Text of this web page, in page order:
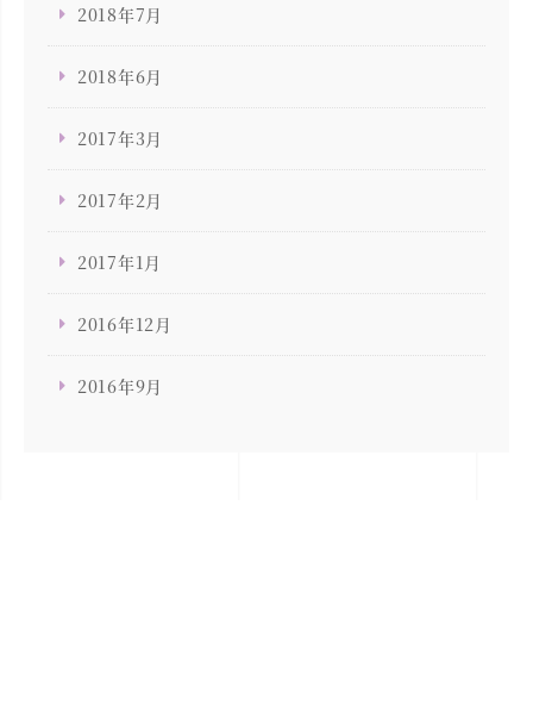
2018年7月
2018年6月
2017年3月
2017年2月
2017年1月
2016年12月
2016年9月